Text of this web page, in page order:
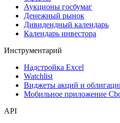
Календарь событий
Дефолты
Размещения
Оферты
Аукционы госбумаг
Денежный рынок
Календарь инвестора
Инструментарий
Надстройка Excel